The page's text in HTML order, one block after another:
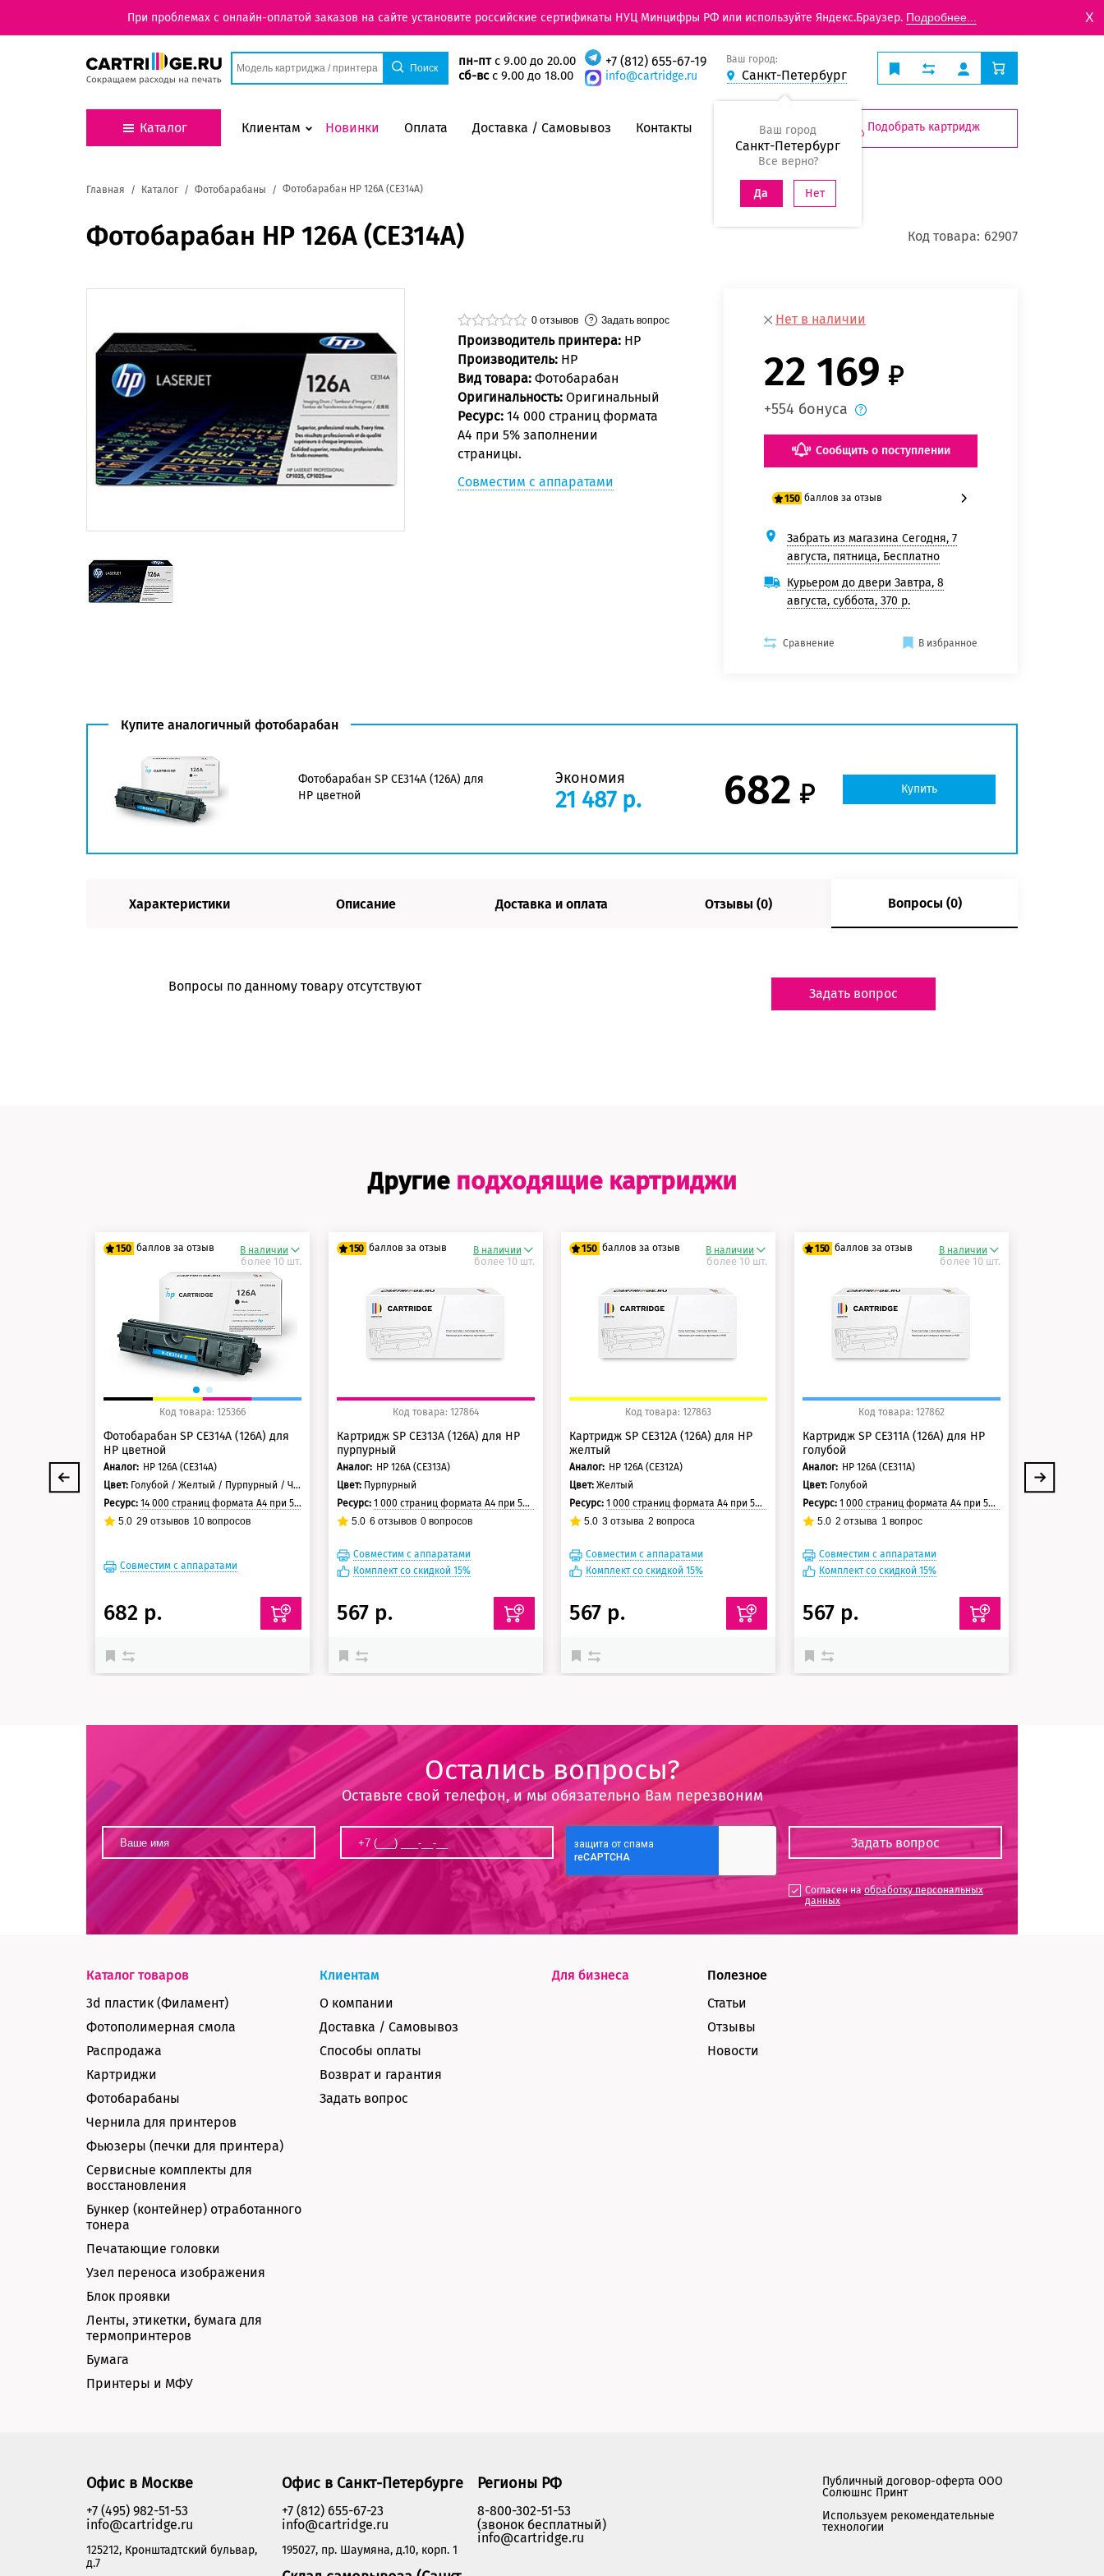
При проблемах с онлайн-оплатой заказов на сайте установите российские сертификаты НУЦ Минцифры РФ или используйте Яндекс.Браузер. Подробнее... X
пн-птс 9.00 до 20.00
сб-всс 9.00 до 18.00
+7 (812) 655-67-19
info@cartridge.ru
Ваш город:
Санкт-Петербург
Ваш город
Санкт-Петербург
Все верно?
Да Нет
Каталог Клиентам Новинки Оплата Доставка / Самовывоз Контакты Подобрать картридж
Главная Каталог Фотобарабаны Фотобарабан HP 126А (CE314A)
Фотобарабан HP 126А (CE314A) Код товара: 62907
0 отзывов Задать вопрос
Производитель принтера: HP
Производитель: HP
Вид товара: Фотобарабан
Оригинальность: Оригинальный
Ресурс: 14 000 страниц формата
А4 при 5% заполнении
страницы.
Совместим с аппаратами
Нет в наличии
22 169
+554 бонуса
Сообщить о поступлении
150 баллов за отзыв
125 баллов
150 баллов
Забрать из магазина Сегодня, 7
августа, пятница, Бесплатно
Курьером до двери Завтра, 8
августа, суббота, 370 р.
Сравнение В избранное
Купите аналогичный фотобарабан
Фотобарабан SP CE314A (126A) для
HP цветной
Экономия
21 487 р. 682 Купить
Характеристики Описание Доставка и оплата Отзывы (0) Вопросы (0)
Вопросы по данному товару отсутствуют Задать вопрос
Другие подходящие картриджи
150 баллов за отзыв
125 баллов
В наличии
более 10 шт.
Код товара: 125366
Фотобарабан SP CE314A (126A) для
HP цветной
Аналог: HP 126А (CE314A)
Цвет: Голубой / Желтый / Пурпурный / Черный
Ресурс:14 000 страниц формата А4 при 5% заполнении страницы
5.0 29 отзывов 10 вопросов
Совместим с аппаратами
682 р.
150 баллов за отзыв
125 баллов
150 баллов
В наличии
более 10 шт.
Код товара: 127864
Картридж SP CE313A (126A) для HP
пурпурный
Аналог: HP 126А (CE313A)
Цвет: Пурпурный
Ресурс: 1 000 страниц формата А4 при 5% заполнении страницы
5.0 6 отзывов 0вопросов
Совместим с аппаратами
Комплект со скидкой 15%
567 р.
150 баллов за отзыв
125 баллов
150 баллов
В наличии
более 10 шт.
Код товара: 127863
Картридж SP CE312A (126A) для HP
желтый
Аналог: HP 126А (CE312A)
Цвет: Желтый
Ресурс:1 000 страниц формата А4 при 5% заполнении страницы
5.0 3 отзыва 2 вопроса
Совместим с аппаратами
Комплект со скидкой 15%
567 р.
150 баллов за отзыв
125 баллов
150 баллов
В наличии
более 10 шт.
Код товара: 127862
Картридж SP CE311A (126A) для HP
голубой
Аналог: HP 126А (CE311A)
Цвет: Голубой
Ресурс: 1 000 страниц формата А4 при 5% заполнении страницы
5.0 2 отзыва 1 вопрос
Совместим с аппаратами
Комплект со скидкой 15%
567 р.
Аналог:
Цвет:
Остались вопросы?
Оставьте свой телефон, и мы обязательно Вам перезвоним
Согласен наобработку персональных
данных
Каталог товаров
3d пластик (Филамент)
Фотополимерная смола
Распродажа
Картриджи
Фотобарабаны
Чернила для принтеров
Фьюзеры (печки для принтера)
Сервисные комплекты для
восстановления
Бункер (контейнер) отработанного
тонера
Печатающие головки
Узел переноса изображения
Блок проявки
Ленты, этикетки, бумага для
термопринтеров
Бумага
Принтеры и МФУ
Клиентам
О компании
Доставка / Самовывоз
Способы оплаты
Возврат и гарантия
Задать вопрос
Для бизнеса
Полезное
Статьи
Отзывы
Новости
Офис в Москве
+7 (495) 982-51-53
info@cartridge.ru
125212, Кронштадтский бульвар,
д.7
Офис в Санкт-Петербурге
+7 (812) 655-67-23
info@cartridge.ru
195027, пр. Шаумяна, д.10, корп. 1
Регионы РФ
8-800-302-51-53
(звонок бесплатный)
info@cartridge.ru
Публичный договор-оферта ООО
Солюшнс Принт
Используем рекомендательные
технологии